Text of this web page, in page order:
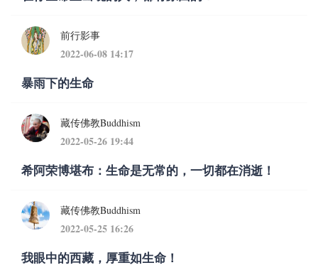
前行影事
2022-06-08 14:17
暴雨下的生命
藏传佛教Buddhism
2022-05-26 19:44
希阿荣博堪布：生命是无常的，一切都在消逝！
藏传佛教Buddhism
2022-05-25 16:26
我眼中的西藏，厚重如生命！